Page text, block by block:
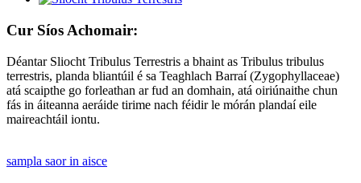
Cur Síos Achomair:
Déantar Sliocht Tribulus Terrestris a bhaint as Tribulus tribulus
terrestris, planda bliantúil é sa Teaghlach Barraí (Zygophyllaceae)
atá scaipthe go forleathan ar fud an domhain, atá oiriúnaithe chun
fás in áiteanna aeráide tirime nach féidir le mórán plandaí eile
maireachtáil iontu.
sampla saor in aisce